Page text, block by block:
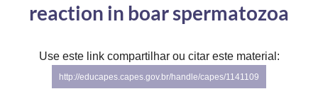
Gabinete de Segurança Institucional
Banco Central do Brasil
reaction in boar spermatozoa
Use este link compartilhar ou citar este material:
http://educapes.capes.gov.br/handle/capes/1141109